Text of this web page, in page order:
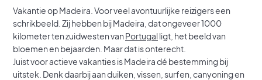
Vakantie op Madeira. Voor veel avontuurlijke reizigers een
schrikbeeld. Zij hebben bij Madeira, dat ongeveer 1000
kilometer ten zuidwesten van Portugalligt, het beeld van
bloemen en bejaarden. Maar dat is onterecht.
Juist voor actieve vakanties is Madeira dé bestemming bij
uitstek. Denk daarbij aan duiken, vissen, surfen, canyoning en